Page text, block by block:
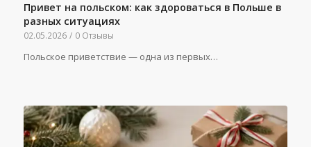
Привет на польском: как здороваться в Польше в
разных ситуациях
02.05.2026 / 0 Отзывы
Польское приветствие — одна из первых…